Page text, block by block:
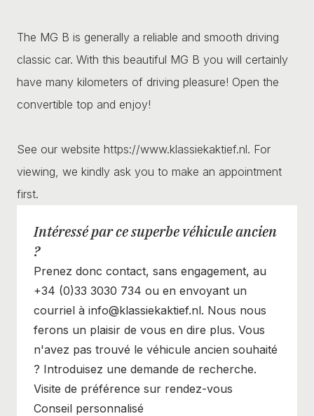
The MG B is generally a reliable and smooth driving
classic car. With this beautiful MG B you will certainly
have many kilometers of driving pleasure! Open the
convertible top and enjoy!
See our website https://www.klassiekaktief.nl. For
viewing, we kindly ask you to make an appointment
first.
Intéressé par ce superbe véhicule ancien
?
Prenez donc contact, sans engagement, au
+34 (0)33 3030 734 ou en envoyant un
courriel à info@klassiekaktief.nl. Nous nous
ferons un plaisir de vous en dire plus. Vous
n'avez pas trouvé le véhicule ancien souhaité
? Introduisez une demande de recherche.
Visite de préférence sur rendez-vous
Conseil personnalisé